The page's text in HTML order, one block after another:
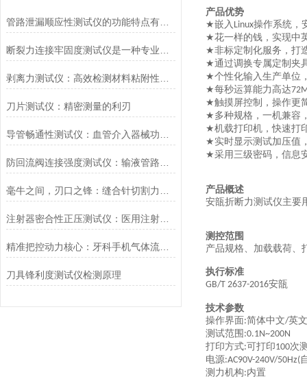
管路泄漏顺应性测试仪的功能特点有哪些?
刀片测试仪：精密测量的利刃
注射器密合性正压测试仪：医用注射器密封性能合规检测核心设备
精准把控动力核心：牙科手机气体流量测试仪的行业质控价值
刀具锋利度测试仪检测原理
产品优势
★嵌入 Linux操作系统，
★花一样的钱，实现中
★非标定制化服务，打
★通过调换专属定制夹
★个性化输入生产单位
★每秒运算能力高达
★触摸屏控制，操作更
★ 多种规格，一机兼容
★机载打印机，快速打
★ 实时显示测试加压值
★采用三级密码，信息
产品概述
安瓿折断力测试仪主要
测控范围
产品规格、加载载荷、
执行标准
GB/T 2637-2016安瓿
技术参数
操作界面:简体中文/英文
测试范围 :0.1N~200N
打印方式:可打印100次
电源:AC90V-240V/50Hz(
测力机构:内置